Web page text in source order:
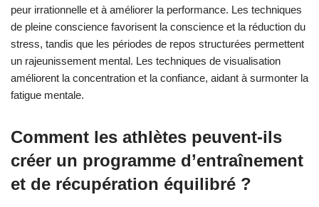
peur irrationnelle et à améliorer la performance. Les techniques
de pleine conscience favorisent la conscience et la réduction du
stress, tandis que les périodes de repos structurées permettent
un rajeunissement mental. Les techniques de visualisation
améliorent la concentration et la confiance, aidant à surmonter la
fatigue mentale.
Comment les athlètes peuvent-ils
créer un programme d’entraînement
et de récupération équilibré ?